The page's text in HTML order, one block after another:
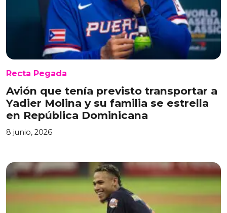
Recta Pegada
Avión que tenía previsto transportar a
Yadier Molina y su familia se estrella
en República Dominicana
8 junio, 2026